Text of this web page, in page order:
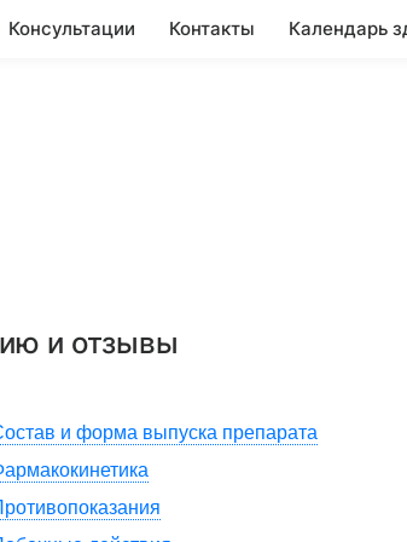
Консультации Контакты Календарь
и отзывы
и форма выпуска препарата